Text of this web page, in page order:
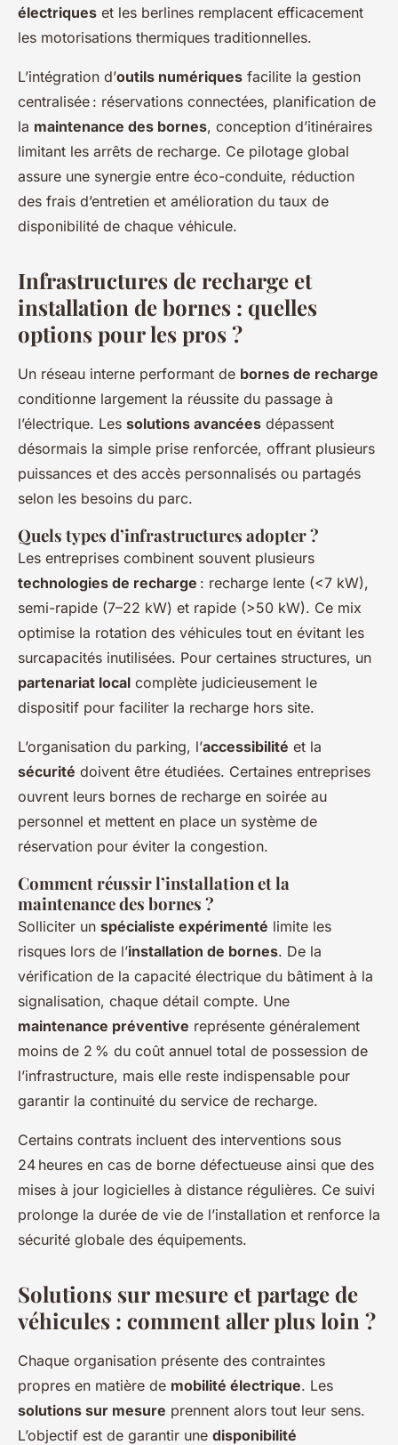
électriques et les berlines remplacent efficacement
les motorisations thermiques traditionnelles.
L’intégration d’outils numériques facilite la gestion
centralisée : réservations connectées, planification de
la maintenance des bornes, conception d’itinéraires
limitant les arrêts de recharge. Ce pilotage global
assure une synergie entre éco-conduite, réduction
des frais d’entretien et amélioration du taux de
disponibilité de chaque véhicule.
Infrastructures de recharge et
installation de bornes : quelles
options pour les pros ?
Un réseau interne performant de bornes de recharge
conditionne largement la réussite du passage à
l’électrique. Les solutions avancées dépassent
désormais la simple prise renforcée, offrant plusieurs
puissances et des accès personnalisés ou partagés
selon les besoins du parc.
Quels types d’infrastructures adopter ?
Les entreprises combinent souvent plusieurs
technologies de recharge : recharge lente (<7 kW),
semi-rapide (7–22 kW) et rapide (>50 kW). Ce mix
optimise la rotation des véhicules tout en évitant les
surcapacités inutilisées. Pour certaines structures, un
partenariat local complète judicieusement le
dispositif pour faciliter la recharge hors site.
L’organisation du parking, l’accessibilité et la
sécurité doivent être étudiées. Certaines entreprises
ouvrent leurs bornes de recharge en soirée au
personnel et mettent en place un système de
réservation pour éviter la congestion.
Comment réussir l’installation et la
maintenance des bornes ?
Solliciter un spécialiste expérimenté limite les
risques lors de l’installation de bornes. De la
vérification de la capacité électrique du bâtiment à la
signalisation, chaque détail compte. Une
maintenance préventive représente généralement
moins de 2 % du coût annuel total de possession de
l’infrastructure, mais elle reste indispensable pour
garantir la continuité du service de recharge.
Certains contrats incluent des interventions sous
24 heures en cas de borne défectueuse ainsi que des
mises à jour logicielles à distance régulières. Ce suivi
prolonge la durée de vie de l’installation et renforce la
sécurité globale des équipements.
Solutions sur mesure et partage de
véhicules : comment aller plus loin ?
Chaque organisation présente des contraintes
propres en matière de mobilité électrique. Les
solutions sur mesure prennent alors tout leur sens.
L’objectif est de garantir une disponibilité